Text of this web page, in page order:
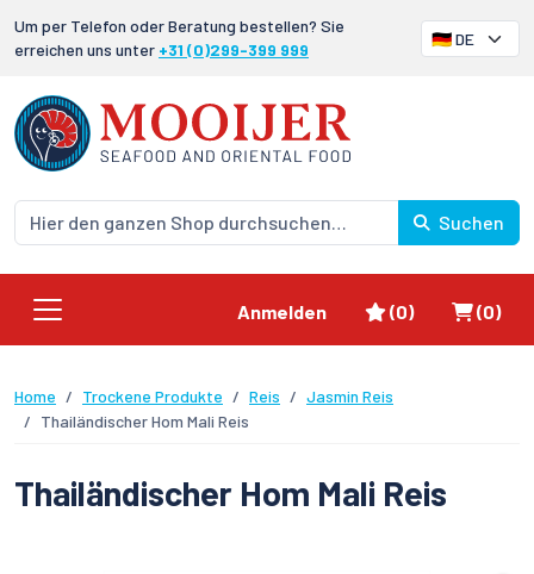
Um per Telefon oder Beratung bestellen? Sie
erreichen uns unter +31 (0)299-399 999
Suchen
Anmelden Favoriten
(0) (0)
Home Trockene Produkte Reis
Jasmin Reis
Thailändischer Hom Mali Reis
Thailändischer Hom Mali Reis